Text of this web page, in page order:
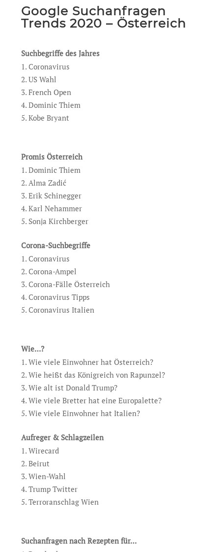
Google Suchanfragen
Trends 2020 – Österreich
Suchbegriffe des Jahres
Coronavirus
US Wahl
French Open
Dominic Thiem
Kobe Bryant
Promis Österreich
Dominic Thiem
Alma Zadić
Erik Schinegger
Karl Nehammer
Sonja Kirchberger
Corona-Suchbegriffe
Coronavirus
Corona-Ampel
Corona-Fälle Österreich
Coronavirus Tipps
Coronavirus Italien
Wie…?
Wie viele Einwohner hat Österreich?
Wie heißt das Königreich von Rapunzel?
Wie alt ist Donald Trump?
Wie viele Bretter hat eine Europalette?
Wie viele Einwohner hat Italien?
Aufreger & Schlagzeilen
Wirecard
Beirut
Wien-Wahl
Trump Twitter
Terroranschlag Wien
Suchanfragen nach Rezepten für…